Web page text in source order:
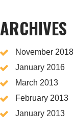
ARCHIVES
November 2018
January 2016
March 2013
February 2013
January 2013